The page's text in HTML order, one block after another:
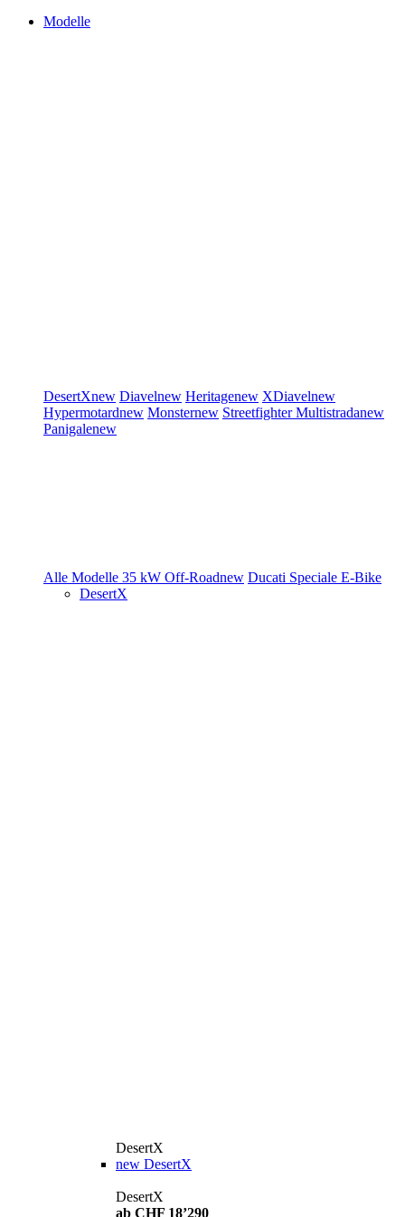
Modelle
DesertXnew Diavelnew Heritagenew XDiavelnew
Hypermotardnew Monsternew StreetfighterMultistradanew
Panigalenew
Alle Modelle 35 kW Off-Roadnew Ducati Speciale E-Bike
DesertX
DesertX
new DesertX
DesertX
ab CHF 18’290